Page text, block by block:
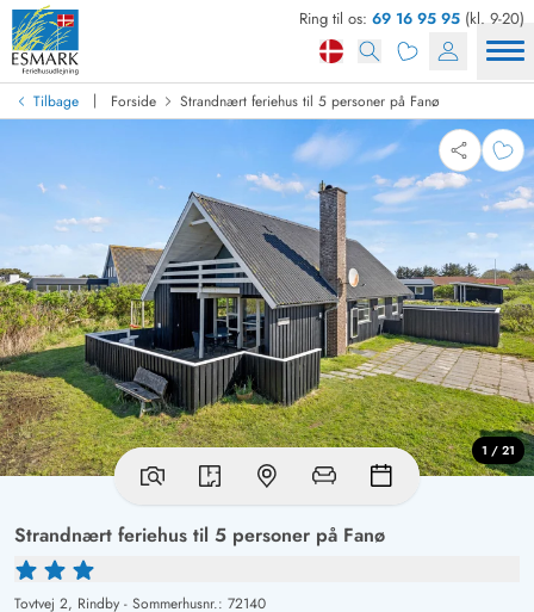
Ring til os: 69 16 95 95 (kl. 9-20)
Tilbage | Forside Strandnært feriehus til 5 personer på Fanø
Strandnært feriehus til 5 personer på Fanø
Tovtvej 2, Rindby - Sommerhusnr.: 72140
1 / 21